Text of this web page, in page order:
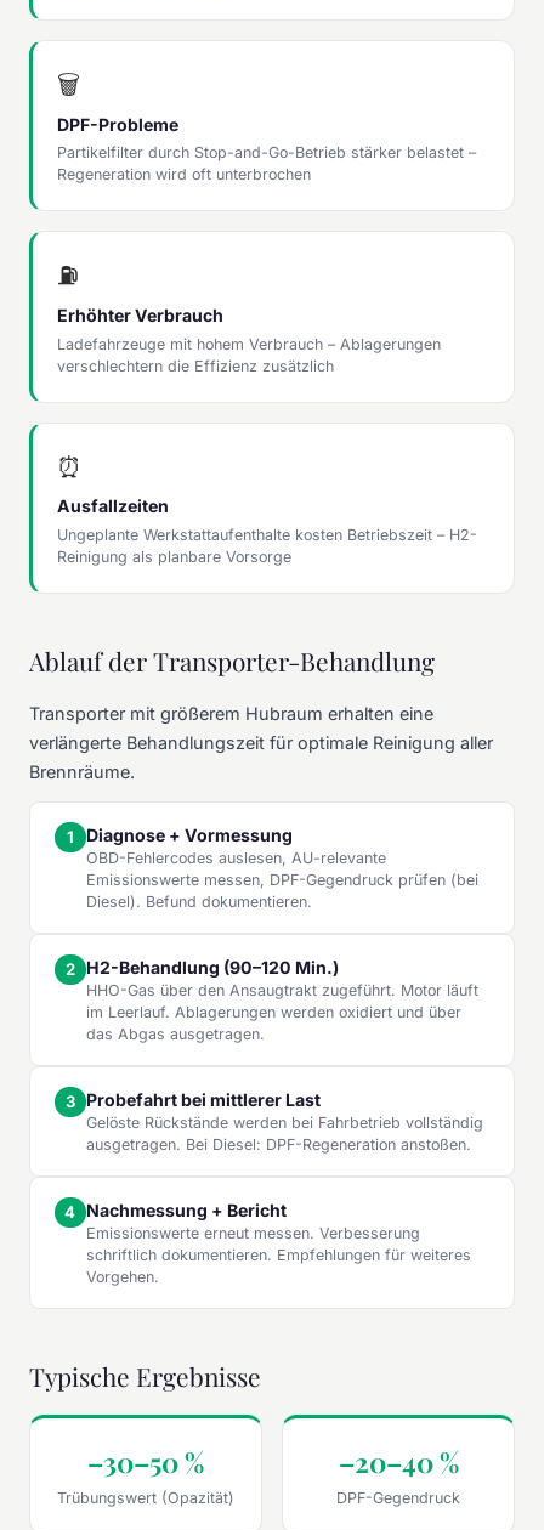
🗑
DPF-Probleme
Partikelfilter durch Stop-and-Go-Betrieb stärker belastet –
Regeneration wird oft unterbrochen
⛽
Erhöhter Verbrauch
Ladefahrzeuge mit hohem Verbrauch – Ablagerungen
verschlechtern die Effizienz zusätzlich
⏰
Ausfallzeiten
Ungeplante Werkstattaufenthalte kosten Betriebszeit – H2-
Reinigung als planbare Vorsorge
Ablauf der Transporter-Behandlung
Transporter mit größerem Hubraum erhalten eine
verlängerte Behandlungszeit für optimale Reinigung aller
Brennräume.
Diagnose + Vormessung
OBD-Fehlercodes auslesen, AU-relevante
Emissionswerte messen, DPF-Gegendruck prüfen (bei
Diesel). Befund dokumentieren.
H2-Behandlung (90–120 Min.)
HHO-Gas über den Ansaugtrakt zugeführt. Motor läuft
im Leerlauf. Ablagerungen werden oxidiert und über
das Abgas ausgetragen.
Probefahrt bei mittlerer Last
Gelöste Rückstände werden bei Fahrbetrieb vollständig
ausgetragen. Bei Diesel: DPF-Regeneration anstoßen.
Nachmessung + Bericht
Emissionswerte erneut messen. Verbesserung
schriftlich dokumentieren. Empfehlungen für weiteres
Vorgehen.
Typische Ergebnisse
–30–50 %
Trübungswert (Opazität)
–20–40 %
DPF-Gegendruck